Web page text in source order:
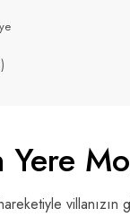
Yere